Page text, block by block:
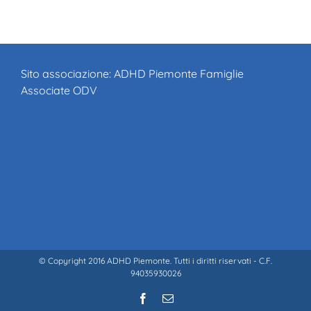
Sito associazione: ADHD Piemonte Famiglie
Associate ODV
© Copyright 2016 ADHD Piemonte. Tutti i diritti riservati - C.F.
94035930026
Facebook
Email